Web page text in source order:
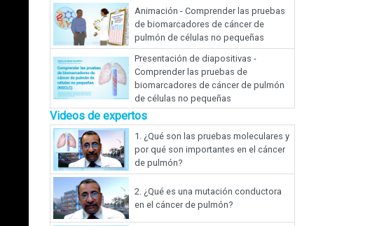
Animación - Comprender las pruebas
de biomarcadores de cáncer de
pulmón de células no pequeñas
Presentación de diapositivas -
Comprender las pruebas de
biomarcadores de cáncer de pulmón
de células no pequeñas
Videos de expertos
1. ¿Qué son las pruebas moleculares y
por qué son importantes en el cáncer
de pulmón?
2. ¿Qué es una mutación conductora
en el cáncer de pulmón?